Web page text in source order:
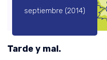
septiembre (2014)
Tarde y mal.